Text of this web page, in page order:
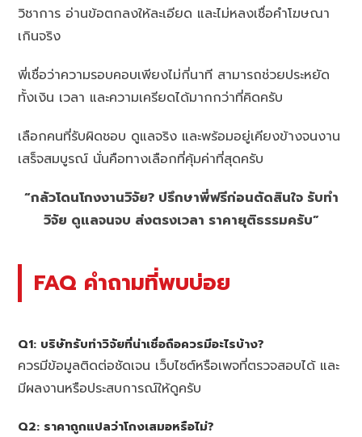
วิชาการ อ่านข้อตกลงให้ละเอียด และไม่หลงเชื่อคำโฆษณา
เกินจริง
พี่เชื่อว่าความรอบคอบเพียงไม่กี่นาที สามารถช่วยประหยัด
ทั้งเงิน เวลา และความเครียดได้มากกว่าที่คิดครับ
เลือกคนที่รับผิดชอบ ดูแลจริง และพร้อมอยู่เคียงข้างจนงาน
เสร็จสมบูรณ์ นั่นคือทางเลือกที่คุ้มค่าที่สุดครับ
“กลัวโดนโกงงานวิจัย? ปรึกษาพี่ฟรีก่อนตัดสินใจ รับทำ
วิจัย ดูแลจนจบ ส่งตรงเวลา ราคายุติธรรมครับ”
FAQ คำถามที่พบบ่อย
Q1: บริษัทรับทำวิจัยที่น่าเชื่อถือควรมีอะไรบ้าง?
ควรมีข้อมูลติดต่อชัดเจน เว็บไซต์หรือเพจที่ตรวจสอบได้ และ
มีผลงานหรือประสบการณ์ให้ดูครับ
Q2: ราคาถูกแปลว่าโกงเสมอหรือไม่?